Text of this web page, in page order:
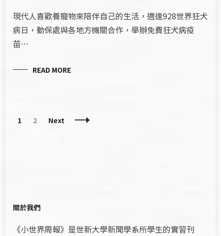
現代人喜歡養寵物來陪伴自己的生活，適逢928世界狂犬
病日，動保處與各地方機關合作，舉辦免費狂犬病疫
苗…
READ MORE
Posts
Page
1 Page
2 Next
關於我們
《小世界周報》是世新大學新聞學系所學生的實習刊